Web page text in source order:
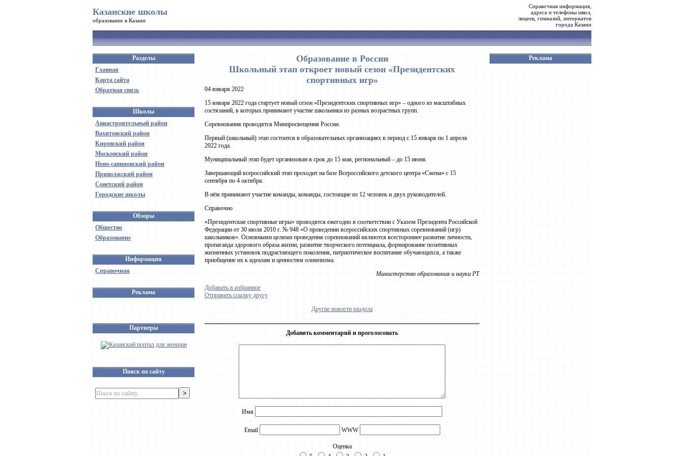
Казанские школы
образование в Казани
Справочная информация,
адреса и телефоны школ,
лицеев, гимназий, интернатов
города Казани
Разделы
Главная
Карта сайта
Обратная связь
Школы
Авиастроительный район
Вахитовский район
Кировский район
Московский район
Ново-савиновский район
Приволжский район
Советский район
Городские школы
Обзоры
Общество
Образование
Информация
Справочная
Реклама
Партнеры
Поиск по сайту
Образование в России
Школьный этап откроет новый сезон «Президентских
спортивных игр»
04 января 2022
15 января 2022 года стартует новый сезон «Президентских спортивных игр» – одного из масштабных
состязаний, в которых принимают участие школьники из разных возрастных групп.
Соревнования проводятся Минпросвещения России.
Первый (школьный) этап состоится в образовательных организациях в период с 15 января по 1 апреля
2022 года.
Муниципальный этап будет организован в срок до 15 мая, региональный – до 15 июня.
Завершающий всероссийский этап проходит на базе Всероссийского детского центра «Смена» с 15
сентября по 4 октября.
В нём принимают участие команды, команды, состоящие из 12 человек и двух руководителей.
Справочно
«Президентские спортивные игры» проводятся ежегодно в соответствии с Указом Президента Российской
Федерации от 30 июля 2010 г. № 948 «О проведении всероссийских спортивных соревнований (игр)
школьников». Основными целями проведения соревнований являются всестороннее развитие личности,
пропаганда здорового образа жизни, развитие творческого потенциала, формирование позитивных
жизненных установок подрастающего поколения, патриотическое воспитание обучающихся, а также
приобщение их к идеалам и ценностям олимпизма.
Министерство образования и науки РТ
Добавить в избранное
Отправить ссылку другу
Другие новости раздела
Добавить комментарий и проголосовать
Имя
Email WWW
Оценка
Реклама